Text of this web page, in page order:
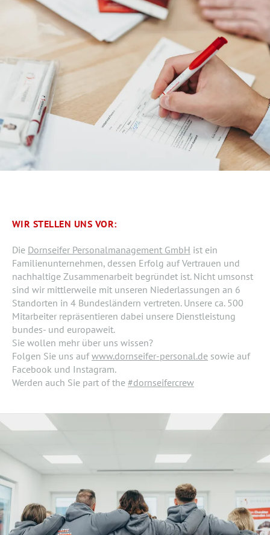
WIR STELLEN UNS VOR:
Die Dornseifer Personalmanagement GmbH ist ein
Familienunternehmen, dessen Erfolg auf Vertrauen und
nachhaltige Zusammenarbeit begründet ist. Nicht umsonst
sind wir mittlerweile mit unseren Niederlassungen an 6
Standorten in 4 Bundesländern vertreten. Unsere ca. 500
Mitarbeiter repräsentieren dabei unsere Dienstleistung
bundes- und europaweit.
Sie wollen mehr über uns wissen?
Folgen Sie uns aufwww.dornseifer-personal.de sowie auf
Facebook und Instagram.
Werden auch Sie part of the #dornseifercrew